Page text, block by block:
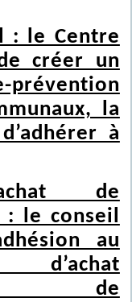
: le Centre
créer un
prévention
la
à
de
: le conseil
au
de